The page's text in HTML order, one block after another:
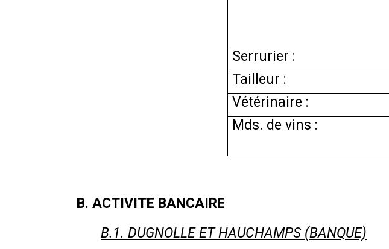
Serrurier :
Tailleur :
Vétérinaire :
Mds. de vins :
B. ACTIVITE BANCAIRE
B.1. DUGNOLLE ET HAUCHAMPS (BANQUE)